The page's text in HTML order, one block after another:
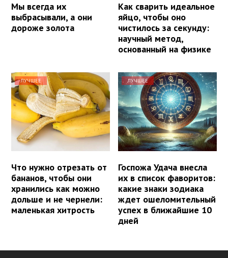
Мы всегда их
выбрасывали, а они
дороже золота
Как сварить идеальное
яйцо, чтобы оно
чистилось за секунду:
научный метод,
основанный на физике
ЛУЧШЕЕ
Что нужно отрезать от
бананов, чтобы они
хранились как можно
дольше и не чернели:
маленькая хитрость
ЛУЧШЕЕ
Госпожа Удача внесла
их в список фаворитов:
какие знаки зодиака
ждет ошеломительный
успех в ближайшие 10
дней